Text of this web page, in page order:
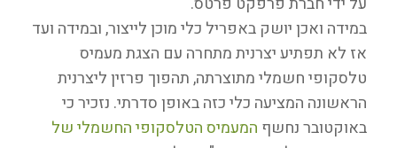
במידה ואכן יושק באפריל כלי מוכן לייצור, ובמידה ועד
אז לא תפתיע יצרנית מתחרה עם הצגת מעמיס
טלסקופי חשמלי מתוצרתה, תהפוך פרזין ליצרנית
הראשונה המציעה כלי כזה באופן סדרתי. נזכיר כי
באוקטובר נחשף המעמיס הטלסקופי החשמלי של